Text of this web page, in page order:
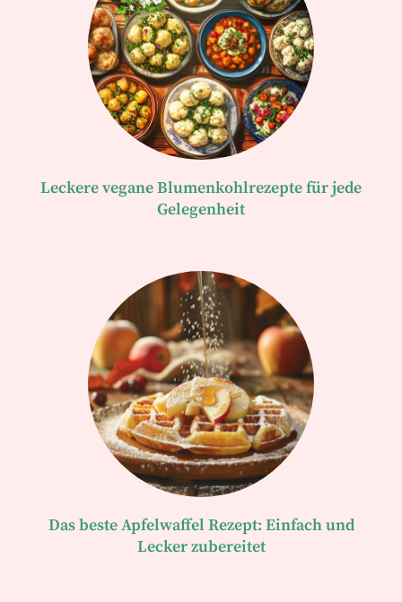
Leckere vegane Blumenkohlrezepte für jede
Gelegenheit
Das beste Apfelwaffel Rezept: Einfach und
Lecker zubereitet